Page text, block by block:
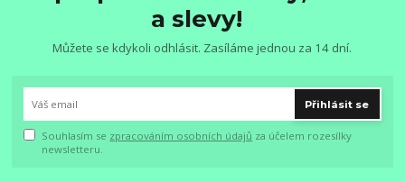
a slevy!
Můžete se kdykoli odhlásit. Zasíláme jednou za 14 dní.
Přihlásit se
Souhlasím se zpracováním osobních údajů za účelem rozesílky
newsletteru.